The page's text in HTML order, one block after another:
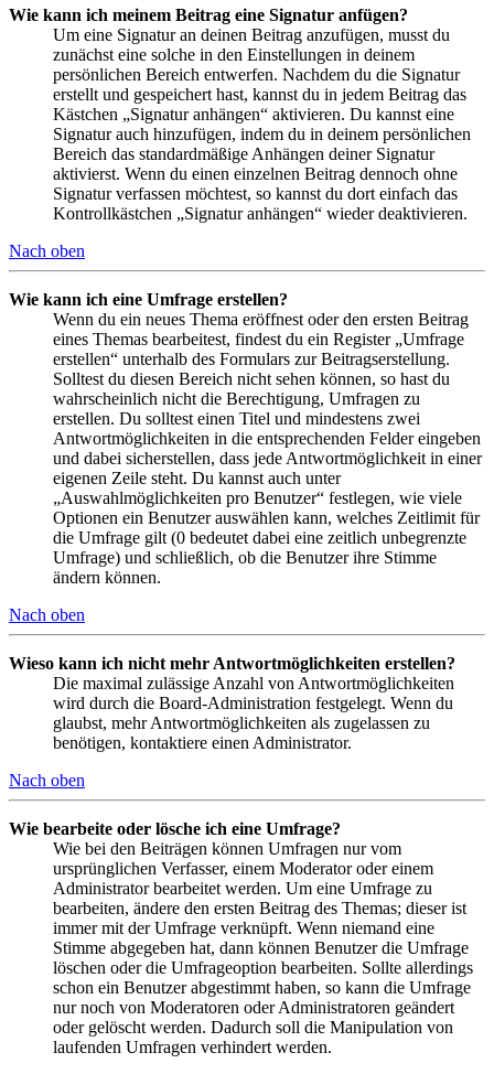
Wie kann ich meinem Beitrag eine Signatur anfügen?
Um eine Signatur an deinen Beitrag anzufügen, musst du
zunächst eine solche in den Einstellungen in deinem
persönlichen Bereich entwerfen. Nachdem du die Signatur
erstellt und gespeichert hast, kannst du in jedem Beitrag das
Kästchen „Signatur anhängen“ aktivieren. Du kannst eine
Signatur auch hinzufügen, indem du in deinem persönlichen
Bereich das standardmäßige Anhängen deiner Signatur
aktivierst. Wenn du einen einzelnen Beitrag dennoch ohne
Signatur verfassen möchtest, so kannst du dort einfach das
Kontrollkästchen „Signatur anhängen“ wieder deaktivieren.
Nach oben
Wie kann ich eine Umfrage erstellen?
Wenn du ein neues Thema eröffnest oder den ersten Beitrag
eines Themas bearbeitest, findest du ein Register „Umfrage
erstellen“ unterhalb des Formulars zur Beitragserstellung.
Solltest du diesen Bereich nicht sehen können, so hast du
wahrscheinlich nicht die Berechtigung, Umfragen zu
erstellen. Du solltest einen Titel und mindestens zwei
Antwortmöglichkeiten in die entsprechenden Felder eingeben
und dabei sicherstellen, dass jede Antwortmöglichkeit in einer
eigenen Zeile steht. Du kannst auch unter
„Auswahlmöglichkeiten pro Benutzer“ festlegen, wie viele
Optionen ein Benutzer auswählen kann, welches Zeitlimit für
die Umfrage gilt (0 bedeutet dabei eine zeitlich unbegrenzte
Umfrage) und schließlich, ob die Benutzer ihre Stimme
ändern können.
Nach oben
Wieso kann ich nicht mehr Antwortmöglichkeiten erstellen?
Die maximal zulässige Anzahl von Antwortmöglichkeiten
wird durch die Board-Administration festgelegt. Wenn du
glaubst, mehr Antwortmöglichkeiten als zugelassen zu
benötigen, kontaktiere einen Administrator.
Nach oben
Wie bearbeite oder lösche ich eine Umfrage?
Wie bei den Beiträgen können Umfragen nur vom
ursprünglichen Verfasser, einem Moderator oder einem
Administrator bearbeitet werden. Um eine Umfrage zu
bearbeiten, ändere den ersten Beitrag des Themas; dieser ist
immer mit der Umfrage verknüpft. Wenn niemand eine
Stimme abgegeben hat, dann können Benutzer die Umfrage
löschen oder die Umfrageoption bearbeiten. Sollte allerdings
schon ein Benutzer abgestimmt haben, so kann die Umfrage
nur noch von Moderatoren oder Administratoren geändert
oder gelöscht werden. Dadurch soll die Manipulation von
laufenden Umfragen verhindert werden.